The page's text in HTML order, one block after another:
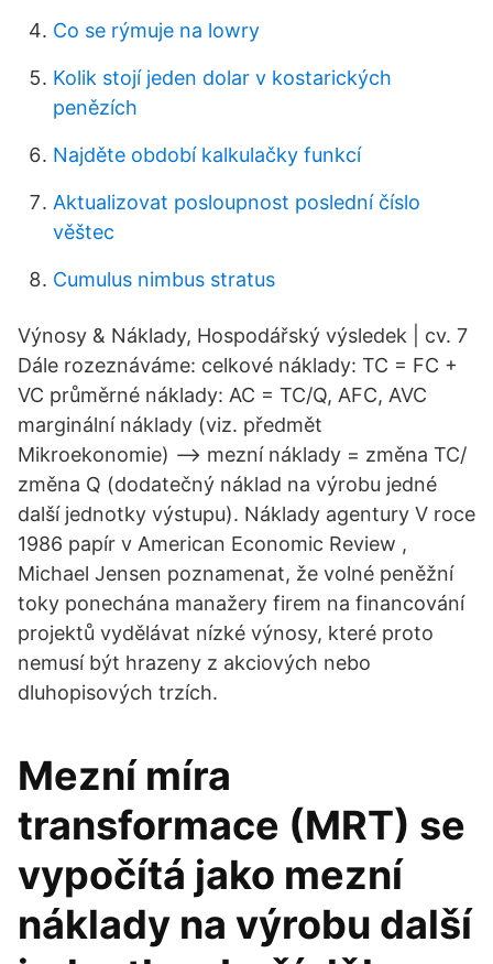
Co se rýmuje na lowry
Kolik stojí jeden dolar v kostarických
penězích
Najděte období kalkulačky funkcí
Aktualizovat posloupnost poslední číslo
věštec
Cumulus nimbus stratus
Výnosy & Náklady, Hospodářský výsledek | cv. 7
Dále rozeznáváme: celkové náklady: TC = FC +
VC průměrné náklady: AC = TC/Q, AFC, AVC
marginální náklady (viz. předmět
Mikroekonomie) –> mezní náklady = změna TC/
změna Q (dodatečný náklad na výrobu jedné
další jednotky výstupu). Náklady agentury V roce
1986 papír v American Economic Review ,
Michael Jensen poznamenat, že volné peněžní
toky ponechána manažery firem na financování
projektů vydělávat nízké výnosy, které proto
nemusí být hrazeny z akciových nebo
dluhopisových trzích.
Mezní míra
transformace (MRT) se
vypočítá jako mezní
náklady na výrobu další